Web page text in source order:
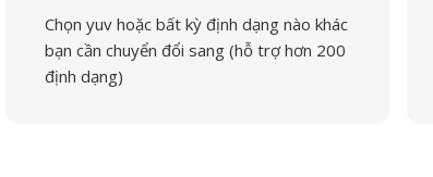
Chọn yuv hoặc bất kỳ định dạng nào khác
bạn cần chuyển đổi sang (hỗ trợ hơn 200
định dạng)